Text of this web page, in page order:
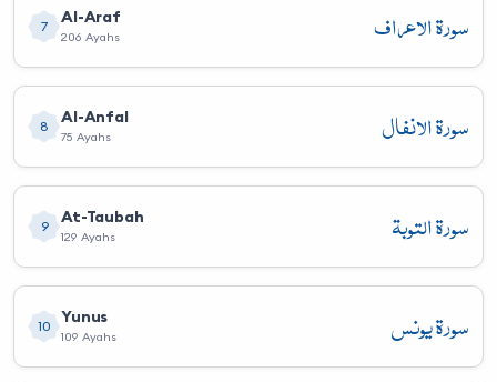
7 Al-Araf
206 Ayahs سورة الأعراف
8 Al-Anfal
75 Ayahs سورة الأنفال
9 At-Taubah
129 Ayahs سورة التوبة
10 Yunus
109 Ayahs سورة يونس